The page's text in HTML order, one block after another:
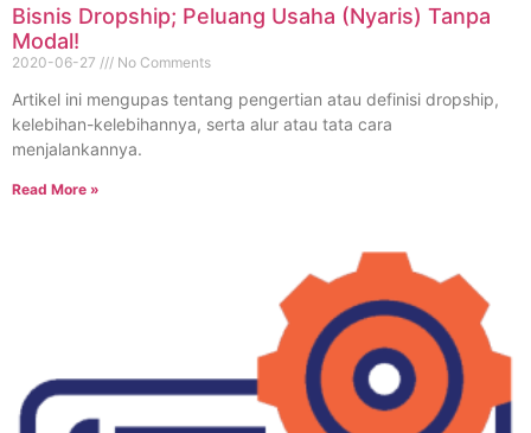
Bisnis Dropship; Peluang Usaha (Nyaris) Tanpa
Modal!
2020-06-27 No Comments
Artikel ini mengupas tentang pengertian atau definisi dropship,
kelebihan-kelebihannya, serta alur atau tata cara
menjalankannya.
Read More »